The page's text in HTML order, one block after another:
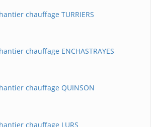
chauffage TURRIERS
chauffage ENCHASTRAYES
chauffage QUINSON
chauffage LURS